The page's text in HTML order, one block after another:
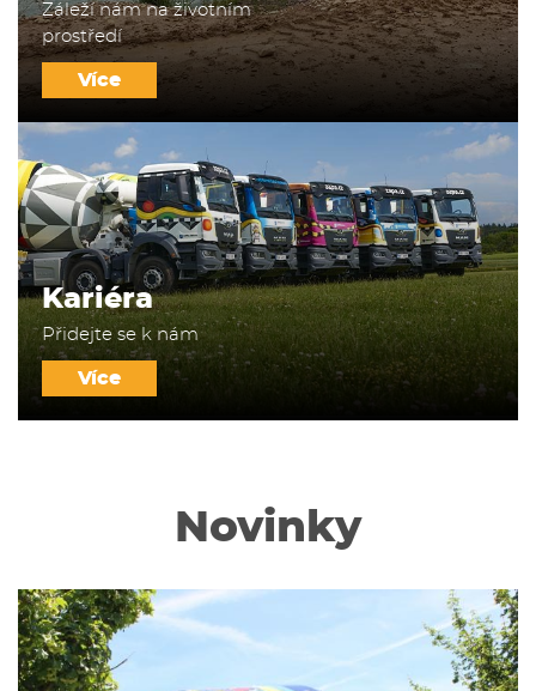
Záleží nám na životním
prostředí
Více
Kariéra
Přidejte se k nám
Více
Novinky